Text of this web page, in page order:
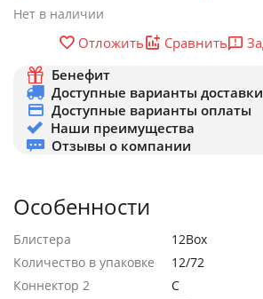
Нет в наличии
Отложить Сравнить
Бенефит
Доступные варианты доставки
Доступные варианты оплаты
Наши преимущества
Отзывы о компании
Особенности
Блистера
12Box
Количество в упаковке
12/72
Коннектор 2
C